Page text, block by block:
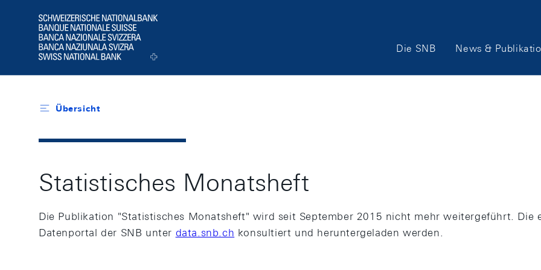
Logo
Hauptnavigation
Die SNB News &
Übersicht
Statistisches Monatsheft
Die Publikation "Statistisches Monatsheft" wird seit September 2015 nicht mehr weitergeführt. Die
Datenportal der SNB unter data.snb.ch konsultiert und heruntergeladen werden.